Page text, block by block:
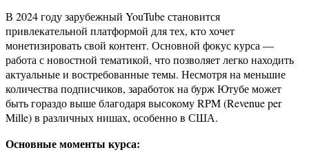
В 2024 году зарубежный YouTube становится
привлекательной платформой для тех, кто хочет
монетизировать свой контент. Основной фокус курса —
работа с новостной тематикой, что позволяет легко находить
актуальные и востребованные темы. Несмотря на меньшие
количества подписчиков, заработок на бурж Ютубе может
быть гораздо выше благодаря высокому RPM (Revenue per
Mille) в различных нишах, особенно в США.
Основные моменты курса: